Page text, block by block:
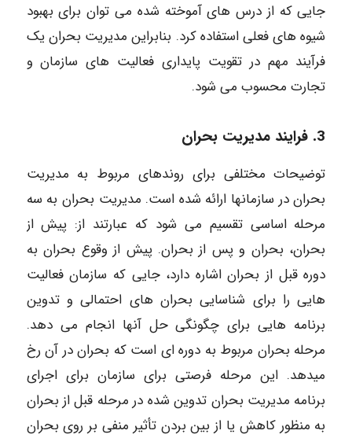
جایی که از درس های آموخته شده می توان برای بهبود
شیوه های فعلی استفاده کرد. بنابراین مدیریت بحران یک
فرآیند مهم در تقویت پایداری فعالیت های سازمان و
تجارت محسوب می شود.
3. فرایند مدیریت بحران
توضیحات مختلفی برای روندهای مربوط به مدیریت
بحران در سازمانها ارائه شده است. مدیریت بحران به سه
مرحله اساسی تقسیم می شود که عبارتند از: پیش از
بحران، بحران و پس از بحران. پیش از وقوع بحران به
دوره قبل از بحران اشاره دارد، جایی که سازمان فعالیت
هایی را برای شناسایی بحران های احتمالی و تدوین
برنامه هایی برای چگونگی حل آنها انجام می دهد.
مرحله بحران مربوط به دوره ای است که بحران در آن رخ
میدهد. این مرحله فرصتی برای سازمان برای اجرای
برنامه مدیریت بحران تدوین شده در مرحله قبل از بحران
به منظور کاهش یا از بین بردن تأثیر منفی بر روی بحران